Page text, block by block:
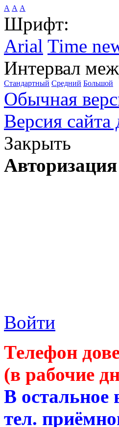
А А А
Шрифт:
Arial Time
Интервал
Стандартный Средний Большой
Обычная
Версия
Закрыть
Авторизация
Войти
Телефон
(в рабочие
В остальное
тел.